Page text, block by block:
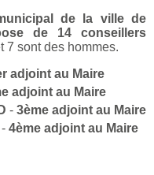
de la ville de
de 14 conseillers
7 sont des hommes.
adjoint au Maire
adjoint au Maire
- 3ème adjoint au Maire
- 4ème adjoint au Maire